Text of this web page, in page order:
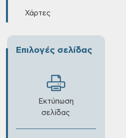
Χάρτες
Επιλογές σελίδας
Εκτύπωση
σελίδας